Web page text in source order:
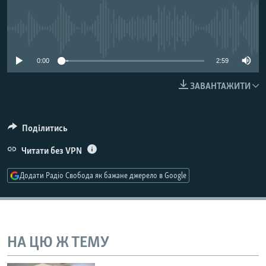
СПЕЦПРОЄКТИ
ПОДКАСТИ
РУС
УКР
КТАТ
ДОЛУЧАЙСЯ!
0:00 2:59
ЗАВАНТАЖИТИ
Поділитись
Читати без VPN
Додати Радіо Свобода як бажане джерело в Google
НА ЦЮ Ж ТЕМУ